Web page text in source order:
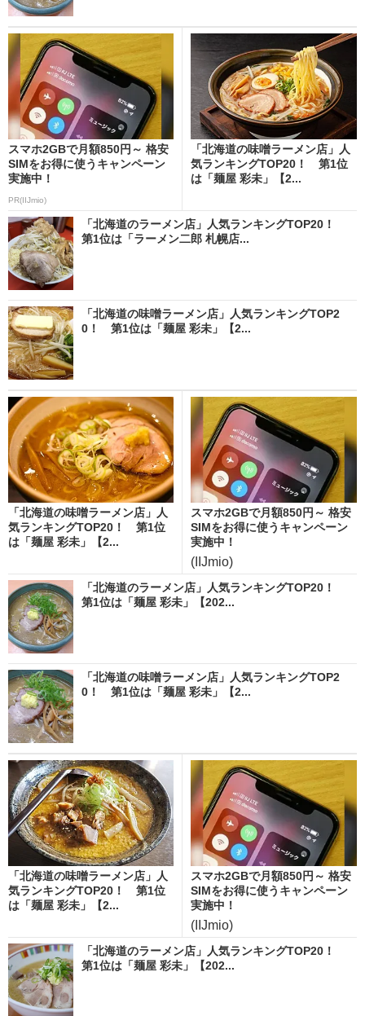
スマホ2GBで月額850円～ 格安
SIMをお得に使うキャンペーン
実施中！
PR(IIJmio)
「北海道の味噌ラーメン店」人
気ランキングTOP20！ 第1位
は「麺屋 彩未」【2...
「北海道のラーメン店」人気ランキングTOP20！
第1位は「ラーメン二郎 札幌店...
「北海道の味噌ラーメン店」人気ランキングTOP2
0！ 第1位は「麺屋 彩未」【2...
「北海道の味噌ラーメン店」人
気ランキングTOP20！ 第1位
は「麺屋 彩未」【2...
スマホ2GBで月額850円～ 格安
SIMをお得に使うキャンペーン
実施中！
(IIJmio)
「北海道のラーメン店」人気ランキングTOP20！
第1位は「麺屋 彩未」【202...
「北海道の味噌ラーメン店」人気ランキングTOP2
0！ 第1位は「麺屋 彩未」【2...
「北海道の味噌ラーメン店」人
気ランキングTOP20！ 第1位
は「麺屋 彩未」【2...
スマホ2GBで月額850円～ 格安
SIMをお得に使うキャンペーン
実施中！
(IIJmio)
「北海道のラーメン店」人気ランキングTOP20！
第1位は「麺屋 彩未」【202...